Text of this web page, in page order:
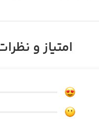
امتیاز و